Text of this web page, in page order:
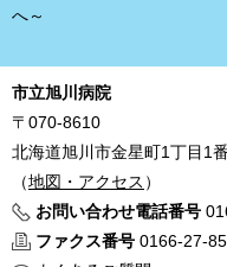
へ～
市立旭川病院
〒070-8610
北海道旭川市金星町1丁目1
（地図・アクセス ）
お問い合わせ電話番号
ファクス番号 0166-27-